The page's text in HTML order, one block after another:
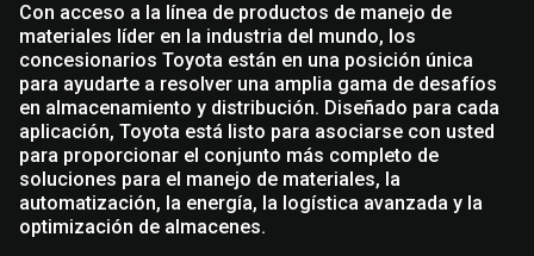
Con acceso a la línea de productos de manejo de
materiales líder en la industria del mundo, los
concesionarios Toyota están en una posición única
para ayudarte a resolver una amplia gama de desafíos
en almacenamiento y distribución. Diseñado para cada
aplicación, Toyota está listo para asociarse con usted
para proporcionar el conjunto más completo de
soluciones para el manejo de materiales, la
automatización, la energía, la logística avanzada y la
optimización de almacenes.